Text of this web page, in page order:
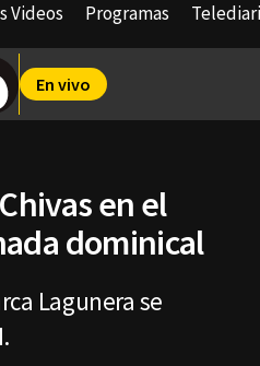
Videos Programas
En vivo
en el
dominical
Lagunera se